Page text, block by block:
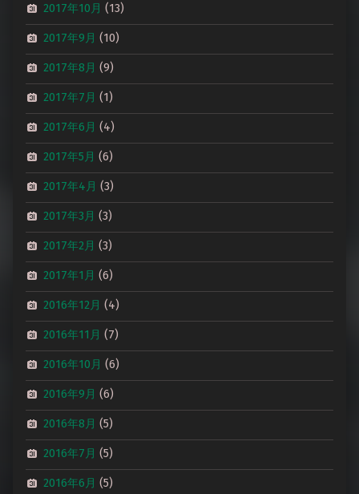
2017年10月 (13)
2017年9月 (10)
2017年8月 (9)
2017年7月 (1)
2017年6月 (4)
2017年5月 (6)
2017年4月 (3)
2017年3月 (3)
2017年2月 (3)
2017年1月 (6)
2016年12月 (4)
2016年11月 (7)
2016年10月 (6)
2016年9月 (6)
2016年8月 (5)
2016年7月 (5)
2016年6月 (5)